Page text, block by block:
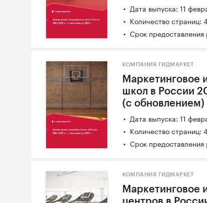
Дата выпуска: 11
Количество страниц:
Срок
КОМПАНИЯ ГИДМАРКЕТ
Маркетинговое
школ в России
(с обновлением)
Дата выпуска: 11
Количество страниц:
Срок
КОМПАНИЯ ГИДМАРКЕТ
Маркетинговое